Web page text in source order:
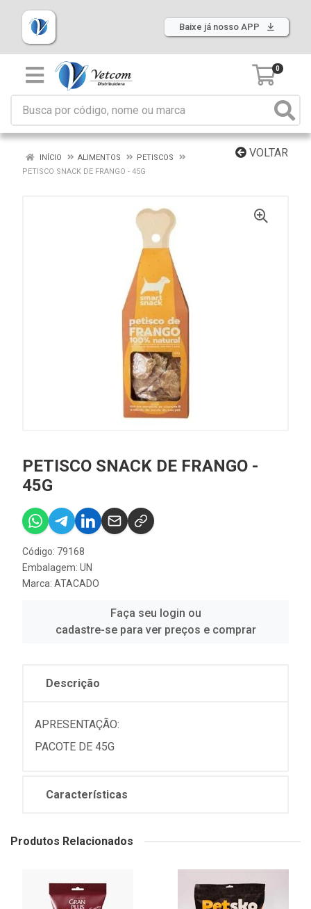
Baixe já nosso APP
0
VOLTAR
INÍCIO ALIMENTOS
PETISCOS
PETISCO SNACK DE FRANGO - 45G
PETISCO SNACK DE FRANGO -
45G
Código: 79168
Embalagem: UN
Marca: ATACADO
Faça seu login ou
cadastre-se para ver preços e comprar
Descrição
APRESENTAÇÃO:
PACOTE DE 45G
Características
Produtos Relacionados